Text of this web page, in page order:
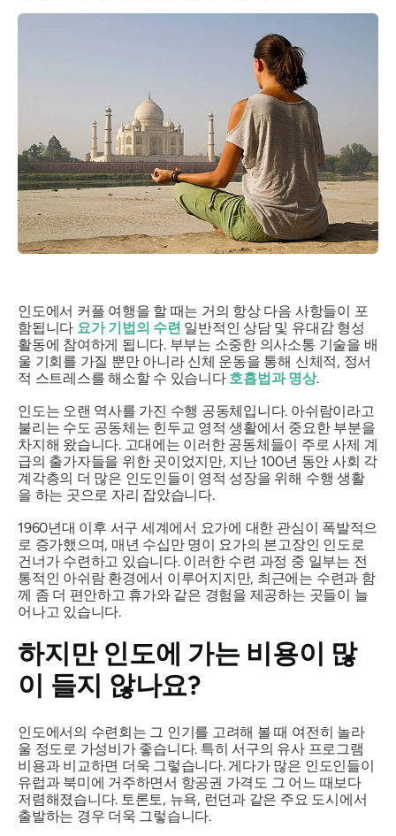
인도에서 커플 여행을 할 때는 거의 항상 다음 사항들이 포
함됩니다 요가 기법의 수련 일반적인 상담 및 유대감 형성
활동에 참여하게 됩니다. 부부는 소중한 의사소통 기술을 배
울 기회를 가질 뿐만 아니라 신체 운동을 통해 신체적, 정서
적 스트레스를 해소할 수 있습니다 호흡법과 명상.
인도는 오랜 역사를 가진 수행 공동체입니다. 아쉬람이라고
불리는 수도 공동체는 힌두교 영적 생활에서 중요한 부분을
차지해 왔습니다. 고대에는 이러한 공동체들이 주로 사제 계
급의 출가자들을 위한 곳이었지만, 지난 100년 동안 사회 각
계각층의 더 많은 인도인들이 영적 성장을 위해 수행 생활
을 하는 곳으로 자리 잡았습니다.
1960년대 이후 서구 세계에서 요가에 대한 관심이 폭발적으
로 증가했으며, 매년 수십만 명이 요가의 본고장인 인도로
건너가 수련하고 있습니다. 이러한 수련 과정 중 일부는 전
통적인 아쉬람 환경에서 이루어지지만, 최근에는 수련과 함
께 좀 더 편안하고 휴가와 같은 경험을 제공하는 곳들이 늘
어나고 있습니다.
하지만 인도에 가는 비용이 많
이 들지 않나요?
인도에서의 수련회는 그 인기를 고려해 볼 때 여전히 놀라
울 정도로 가성비가 좋습니다. 특히 서구의 유사 프로그램
비용과 비교하면 더욱 그렇습니다. 게다가 많은 인도인들이
유럽과 북미에 거주하면서 항공권 가격도 그 어느 때보다
저렴해졌습니다. 토론토, 뉴욕, 런던과 같은 주요 도시에서
출발하는 경우 더욱 그렇습니다.